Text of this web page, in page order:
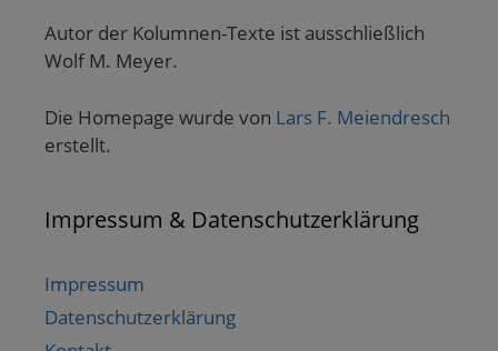
Autor der Kolumnen-Texte ist ausschließlich
Wolf M. Meyer.
Die Homepage wurde von Lars F. Meiendresch
erstellt.
Impressum & Datenschutzerklärung
Impressum
Datenschutzerklärung